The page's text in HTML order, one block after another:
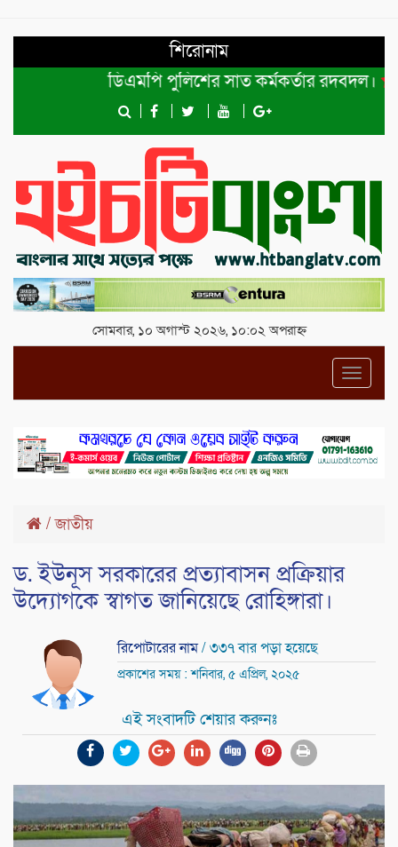
শিরোনাম
ডিএমপি পুলিশের সাত কর্মকর্তার রদবদল।
শেখ
সোমবার, ১০ অগাস্ট ২০২৬, ১০:০২ অপরাহ্ন
/জাতীয়
ড. ইউনূস সরকারের প্রত্যাবাসন প্রক্রিয়ার
উদ্যোগকে স্বাগত জানিয়েছে রোহিঙ্গারা।
রিপোটারের নাম/ ৩৩৭ বার পড়া হয়েছে
প্রকাশের সময় : শনিবার, ৫ এপ্রিল, ২০২৫
এই সংবাদটি শেয়ার করুনঃ